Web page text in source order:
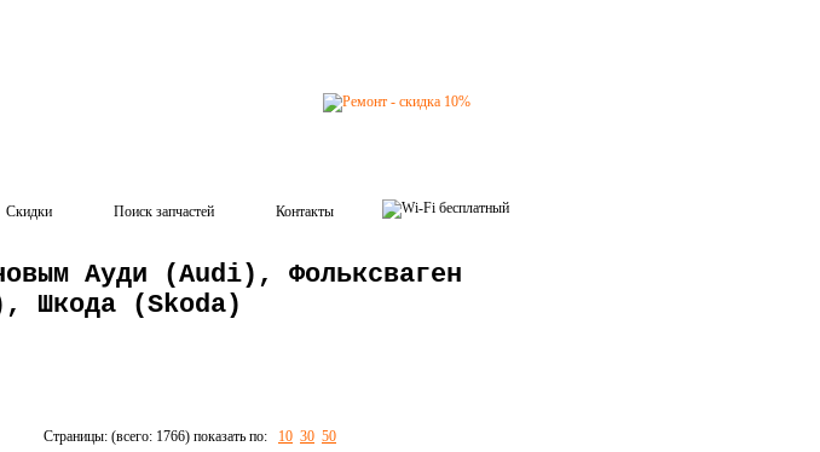
Скидки Поиск запчастей Контакты
Ауди (Audi), Фольксваген
Шкода (Skoda)
Страницы: (всего: 1766) показать по: 10 30 50